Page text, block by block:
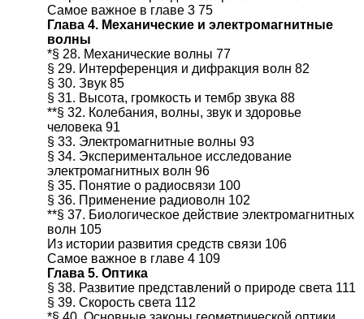
Самое важное в главе 3 75
Глава 4. Механические и электромагнитные
волны
*§ 28. Механические волны 77
§ 29. Интерференция и дифракция волн 82
§ 30. Звук 85
§ 31. Высота, громкость и тембр звука 88
**§ 32. Колебания, волны, звук и здоровье
человека 91
§ 33. Электромагнитные волны 93
§ 34. Экспериментальное исследование
электромагнитных волн 96
§ 35. Понятие о радиосвязи 100
§ 36. Применение радиоволн 102
**§ 37. Биологическое действие электромагнитных
волн 105
Из истории развития средств связи 106
Самое важное в главе 4 109
Глава 5. Оптика
§ 38. Развитие представлений о природе света 111
§ 39. Скорость света 112